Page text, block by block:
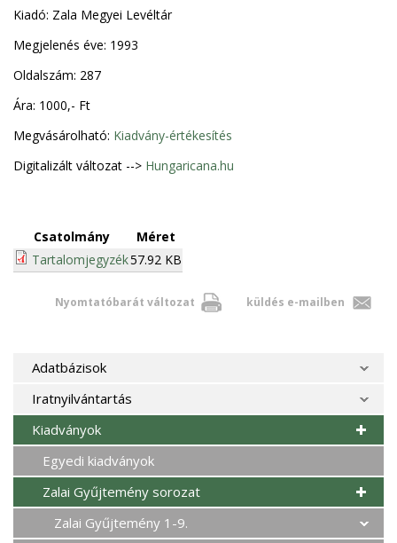
Kiadó: Zala Megyei Levéltár
Megjelenés éve: 1993
Oldalszám: 287
Ára: 1000,- Ft
Megvásárolható: Kiadvány-értékesítés
Digitalizált változat --> Hungaricana.hu
Csatolmány
Méret
Tartalomjegyzék57.92 KB
Nyomtatóbarát változat küldés e-mailben
Adatbázisok
Iratnyilvántartás
Kiadványok
Egyedi kiadványok
Zalai Gyűjtemény sorozat
Zalai Gyűjtemény 1-9.